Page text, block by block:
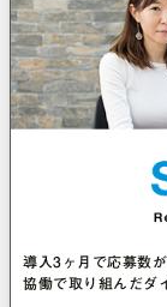
導入3ヶ月で応募数
協働で取り組んだダ